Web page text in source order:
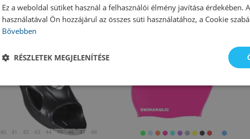
Szezonális kínálat
40 41 42 43 44 45 46 47 48
Ez a weboldal sütiket használ a felhasználói élmény javítása érdekében.
használatával Ön hozzájárul az összes süti használatához, a Cookie
Bővebben
RÉSZLETEK MEGJELENÍTÉSE